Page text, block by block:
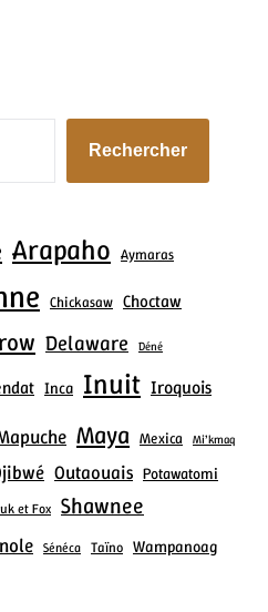
Rechercher
Arapaho Aymaras
Chickasaw Choctaw
Delaware Déné
Inca Inuit Iroquois
Maya Mexica Mi’kmaq
Outaouais Potawatomi
et Fox Shawnee
Sénéca Taïno Wampanoag